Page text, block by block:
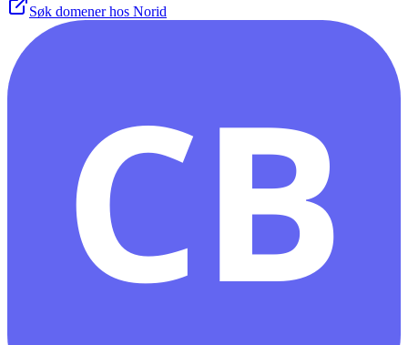
Søk domener hos Norid
CB